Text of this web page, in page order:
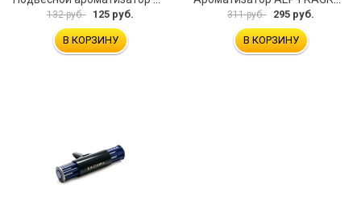
132 руб. 125 руб.
В КОРЗИНУ
311 руб. 295 руб.
В КОРЗИНУ